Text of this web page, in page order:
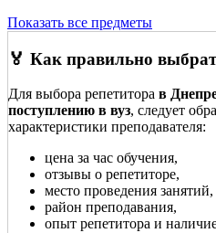
Показать все предметы
🏅 Как правильно
Для выбора репетитора в
поступлению в вуз, следует
характеристики преподавателя:
цена за час обучения,
отзывы о репетиторе,
место проведения занятий,
район преподавания,
опыт репетитора и